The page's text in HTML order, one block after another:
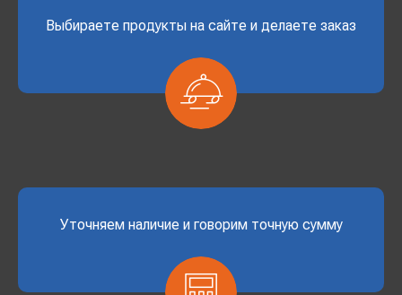
Выбираете продукты на сайте и делаете заказ
Уточняем наличие и говорим точную сумму